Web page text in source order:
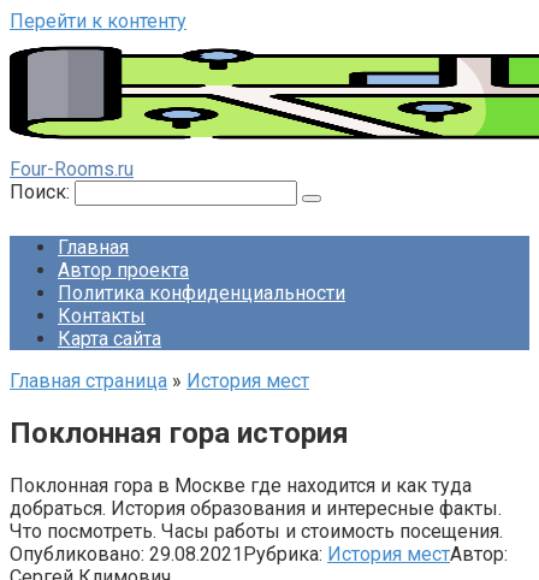
Перейти к контенту
Four-Rooms.ru
Поиск:
Главная
Автор проекта
Политика конфиденциальности
Контакты
Карта сайта
Главная страница » История мест
Поклонная гора история
Поклонная гора в Москве где находится и как туда
добраться. История образования и интересные факты.
Что посмотреть. Часы работы и стоимость посещения.
Опубликовано: 29.08.2021Рубрика: История местАвтор: